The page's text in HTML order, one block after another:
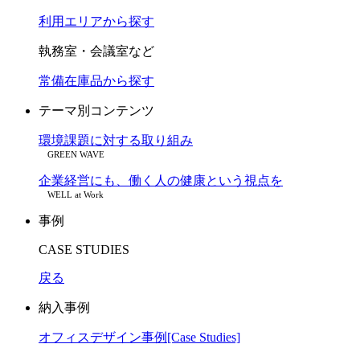
利用エリアから探す
執務室・会議室など
常備在庫品から探す
テーマ別コンテンツ
環境課題に対する取り組み
GREEN WAVE
企業経営にも、働く人の健康という視点を
WELL at Work
事例
CASE STUDIES
戻る
納入事例
オフィスデザイン事例[Case Studies]